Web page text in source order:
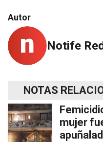
Autor
Notife
NOTAS
mujer